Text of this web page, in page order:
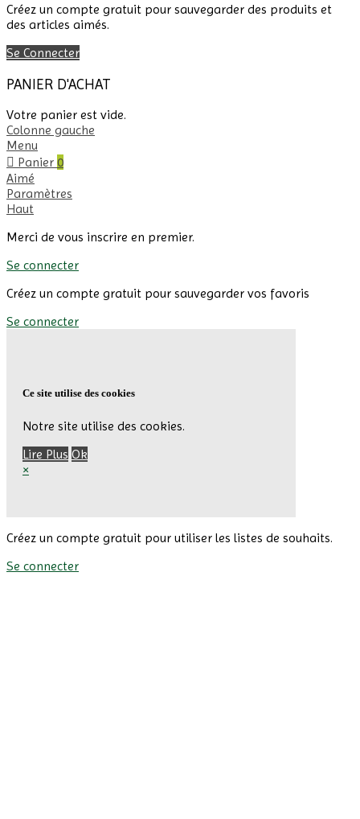
Créez un compte gratuit pour sauvegarder des produits et
des articles aimés.
Se Connecter
PANIER D'ACHAT
Votre panier est vide.
Colonne gauche
Menu
Panier 0
Aimé
Paramètres
Haut
Merci de vous inscrire en premier.
Se connecter
Créez un compte gratuit pour sauvegarder vos favoris
Se connecter
Ce site utilise des cookies
Notre site utilise des cookies.
Lire Plus Ok
×
Créez un compte gratuit pour utiliser les listes de souhaits.
Se connecter